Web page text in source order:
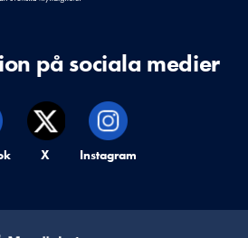
på sociala medier
på,
Krisinformation på,
X Krisinformation på,
Instagram